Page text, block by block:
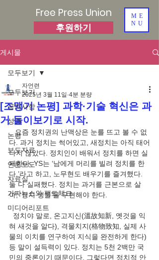
Free Press Union
후원하기
ME
NU
게시물
모두보기
공지사항
성명
논평
보도자료
언론보도
자료실
가짜뉴스와 팩트체크
미디어리포트
모두보기
[조맹기 논평] 과학·기술 혁신은 과
거 돌이보기로 시작.
자언련
2025년 3월 11일 4분 분량
요즘 정치권의 난맥상은 눈를 뜨고 볼 수 없
다. 과거 정치는 썩어있고, 새정치는 아직 태어
나지 않았다. 정치인이 배워서 정치를 하면 실
패한다. YS는 ‘남에게 머리를 빌려 정치를 한
다.’라고 하고, 노무현도 배우기를 즐겨했다.
둘 다 실패했다. 정치는 과거를 근본으로 살
아, ‘정치 생물’을 구현해야 한다.
정치야 말로, 온고지신(溫故知新, 옛것을 익
혀 새것을 알다), 격물치지(格物致知, 실제 사
물의 이치를 연구하여 지식을 완전하게 한다)
등 말이 설득력이 있다. 정치는 5천 2백만 국
민의 중론이기 때문이다. 그렇다면 정치적 안